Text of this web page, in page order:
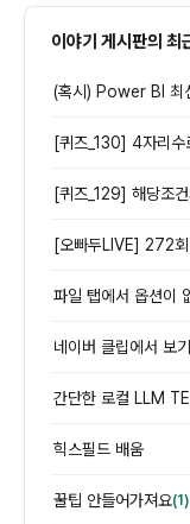
이야기 게시판의 최
(혹시) Power BI 최
[퀴즈_130] 4자리수
[퀴즈_129] 해당조
파일 탭에서 옵션이
네이버 클립에서 보
간단한 로컬 LLM
힉스필드 배움
꿀팁 안들어가져요(1)